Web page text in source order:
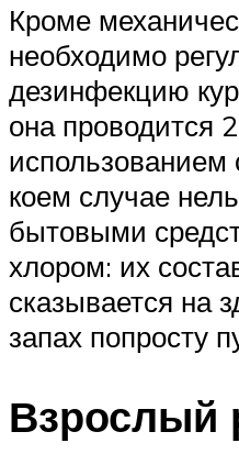
Кроме
необходимо
дезинфекцию
она проводится
использованием
коем случае
бытовыми
хлором: их
сказывается на
запах попросту
Взрослый